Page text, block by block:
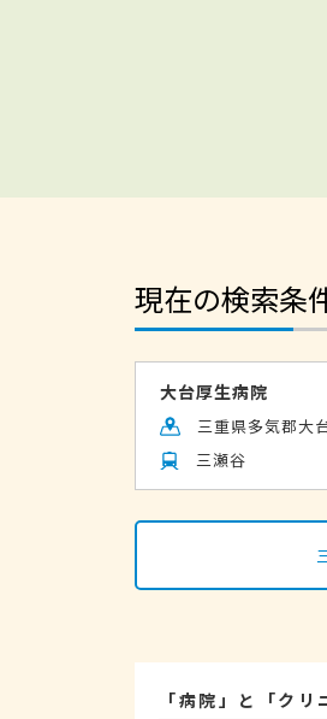
現在の検索条
大台厚生病院
三重県多気郡大
三瀬谷
「病院」と「ク